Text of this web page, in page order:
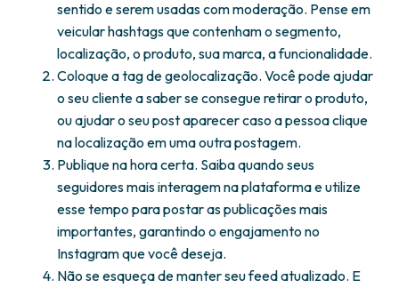
sentido e serem usadas com moderação. Pense em
veicular hashtags que contenham o segmento,
localização, o produto, sua marca, a funcionalidade.
Coloque a tag de geolocalização. Você pode ajudar
o seu cliente a saber se consegue retirar o produto,
ou ajudar o seu post aparecer caso a pessoa clique
na localização em uma outra postagem.
Publique na hora certa. Saiba quando seus
seguidores mais interagem na plataforma e utilize
esse tempo para postar as publicações mais
importantes, garantindo o engajamento no
Instagram que você deseja.
Não se esqueça de manter seu feed atualizado. E